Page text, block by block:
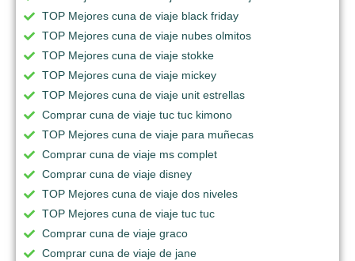
TOP Mejores cuna de viaje black friday
TOP Mejores cuna de viaje nubes olmitos
TOP Mejores cuna de viaje stokke
TOP Mejores cuna de viaje mickey
TOP Mejores cuna de viaje unit estrellas
Comprar cuna de viaje tuc tuc kimono
TOP Mejores cuna de viaje para muñecas
Comprar cuna de viaje ms complet
Comprar cuna de viaje disney
TOP Mejores cuna de viaje dos niveles
TOP Mejores cuna de viaje tuc tuc
Comprar cuna de viaje graco
Comprar cuna de viaje de jane